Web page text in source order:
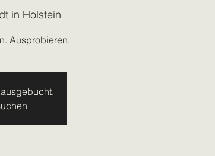
in Holstein
Ausprobieren.